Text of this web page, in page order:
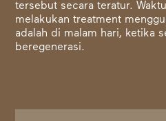
tersebut secara teratur.
melakukan treatment
adalah di malam hari, ketika
beregenerasi.